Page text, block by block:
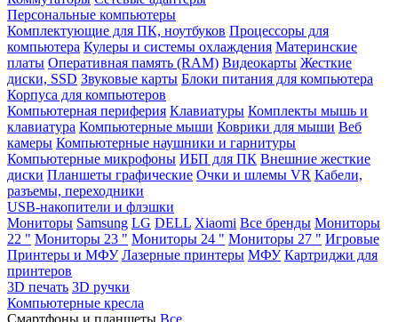
Персональные компьютеры
Комплектующие для ПК, ноутбуков Процессоры для
компьютера Кулеры и системы охлаждения Материнские
платы Оперативная память (RAM) Видеокарты Жесткие
диски, SSD Звуковые карты Блоки питания для компьютера
Корпуса для компьютеров
Компьютерная периферия Клавиатуры Комплекты мышь и
клавиатура Компьютерные мыши Коврики для мыши Веб
камеры Компьютерные наушники и гарнитуры
Компьютерные микрофоны ИБП для ПК Внешние жесткие
диски Планшеты графические Очки и шлемы VR Кабели,
разъемы, переходники
USB-накопители и флэшки
Мониторы Samsung LG DELL Xiaomi Все бренды Мониторы
22 " Мониторы 23 " Мониторы 24 " Мониторы 27 " Игровые
Принтеры и МФУ Лазерные принтеры МФУ Картриджи для
принтеров
3D печать 3D ручки
Компьютерные кресла
Смартфоны и планшеты Все